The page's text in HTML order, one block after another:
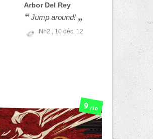
Arbor Del Rey
Jump around!
Nh2., 10 déc. 12
9/10